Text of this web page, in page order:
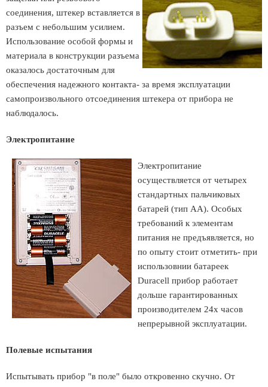
соединения, штекер вставляется в
разъем с небольшим усилием.
Использование особой формы и
материала в конструкции разъема
оказалось достаточным для
обеспечения надежного контакта- за время эксплуатации
самопроизвольного отсоединения штекера от прибора не
наблюдалось.
Электропитание
Электропитание
осуществляется от четырех
стандартных пальчиковых
батарей (тип АА). Особых
требований к элементам
питания не предъявляется, но
по опыту стоит отметить- при
использовнии батареек
Duracell прибор работает
дольше гарантированных
производителем 24х часов
непрерывной эксплуатации.
Полевые испытания
Испытывать прибор "в поле" было откровенно скучно. От